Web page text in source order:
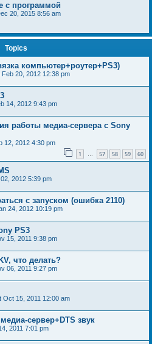
с программой
20, 2015 8:56 am
Topics
компьютер+роутер+PS3)
Feb 20, 2012 12:38 pm
14, 2012 9:43 pm
работы медиа-сервера с Sony
12, 2012 4:30 pm
1 … 57 58 59 60
2012 5:39 pm
с запуском (ошибка 2110)
24, 2012 10:19 pm
PS3
15, 2011 9:38 pm
что делать?
06, 2011 9:27 pm
Oct 15, 2011 12:00 am
сервер+DTS звук
2011 7:01 pm